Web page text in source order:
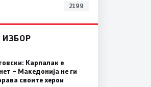
2199
ИЗБОР
Карпалак е
– Македонија не ги
своите херои